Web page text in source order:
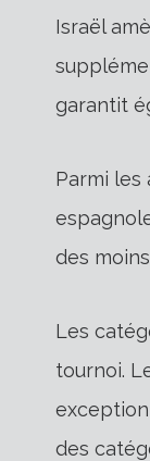
Israël
garantit
Parmi les
des
Les
tournoi.
des